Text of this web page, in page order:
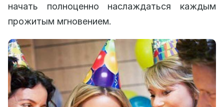
начать полноценно наслаждаться каждым
прожитым мгновением.